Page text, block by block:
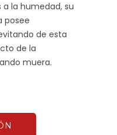
la humedad, su
posee
de esta
de la
muera.